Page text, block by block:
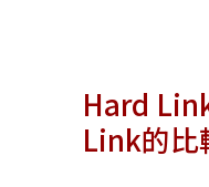
Hard
Link的比